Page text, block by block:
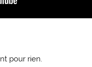
pour rien.